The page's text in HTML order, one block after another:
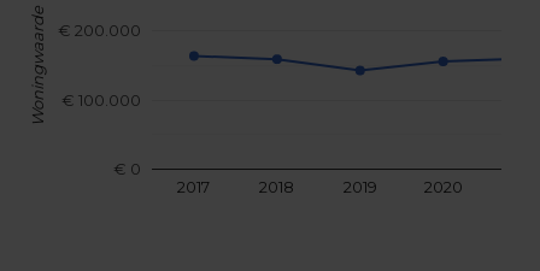
2017 2018 2019 2020
€ 0
€ 100.000
€ 200.000
Woningwaarde